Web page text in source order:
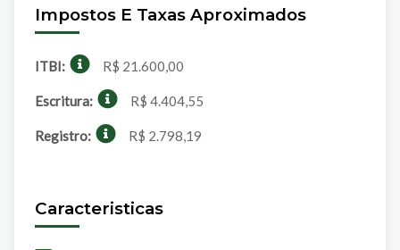
Impostos E Taxas Aproximados
ITBI: R$ 21.600,00
Escritura: R$ 4.404,55
Registro: R$ 2.798,19
Caracteristicas